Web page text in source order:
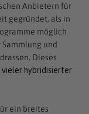
Anbietern für
gegründet, als in
möglich
Sammlung und
Dieses
vieler hybridisierter
ein breites